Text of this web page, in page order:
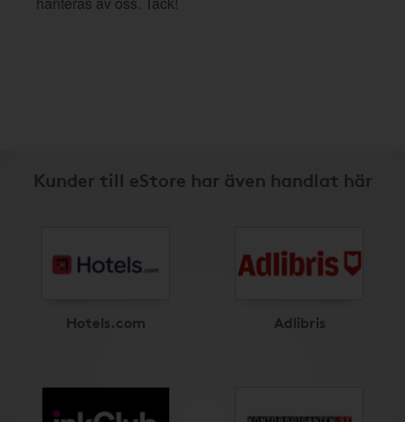
Kunder till eStore har även handlat här
Hotels.com Adlibris